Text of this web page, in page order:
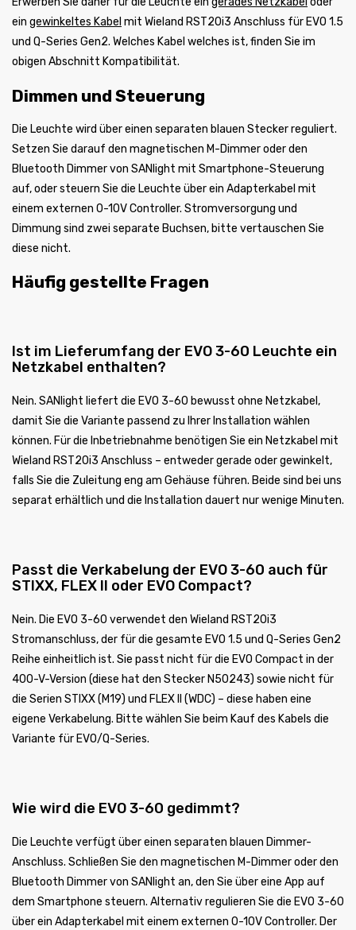
ein gewinkeltes Kabel mit Wieland RST20i3 Anschluss für EVO 1.5
und Q-Series Gen2. Welches Kabel welches ist, finden Sie im
obigen Abschnitt Kompatibilität.
Dimmen und Steuerung
Die Leuchte wird über einen separaten blauen Stecker reguliert.
Setzen Sie darauf den magnetischen M-Dimmer oder den
Bluetooth Dimmer von SANlight mit Smartphone-Steuerung
auf, oder steuern Sie die Leuchte über ein Adapterkabel mit
einem externen 0-10V Controller. Stromversorgung und
Dimmung sind zwei separate Buchsen, bitte vertauschen Sie
diese nicht.
Häufig gestellte Fragen
Ist im Lieferumfang der EVO 3-60 Leuchte ein
Netzkabel enthalten?
Nein. SANlight liefert die EVO 3-60 bewusst ohne Netzkabel,
damit Sie die Variante passend zu Ihrer Installation wählen
können. Für die Inbetriebnahme benötigen Sie ein Netzkabel mit
Wieland RST20i3 Anschluss – entweder gerade oder gewinkelt,
falls Sie die Zuleitung eng am Gehäuse führen. Beide sind bei uns
separat erhältlich und die Installation dauert nur wenige Minuten.
Passt die Verkabelung der EVO 3-60 auch für
STIXX, FLEX II oder EVO Compact?
Nein. Die EVO 3-60 verwendet den Wieland RST20i3
Stromanschluss, der für die gesamte EVO 1.5 und Q-Series Gen2
Reihe einheitlich ist. Sie passt nicht für die EVO Compact in der
400-V-Version (diese hat den Stecker N50243) sowie nicht für
die Serien STIXX (M19) und FLEX II (WDC) – diese haben eine
eigene Verkabelung. Bitte wählen Sie beim Kauf des Kabels die
Variante für EVO/Q-Series.
Wie wird die EVO 3-60 gedimmt?
Die Leuchte verfügt über einen separaten blauen Dimmer-
Anschluss. Schließen Sie den magnetischen M-Dimmer oder den
Bluetooth Dimmer von SANlight an, den Sie über eine App auf
dem Smartphone steuern. Alternativ regulieren Sie die EVO 3-60
über ein Adapterkabel mit einem externen 0-10V Controller. Der